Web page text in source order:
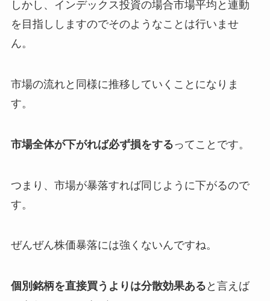
しかし、インデックス投資の場合市場平均と連動
を目指ししますのでそのようなことは行いませ
ん。
市場の流れと同様に推移していくことになりま
す。
市場全体が下がれば必ず損をするってことです。
つまり、市場が暴落すれば同じように下がるので
す。
ぜんぜん株価暴落には強くないんですね。
個別銘柄を直接買うよりは分散効果ある と言えば